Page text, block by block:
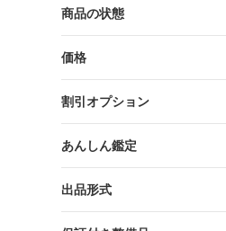
商品の状態
価格
割引オプション
あんしん鑑定
出品形式